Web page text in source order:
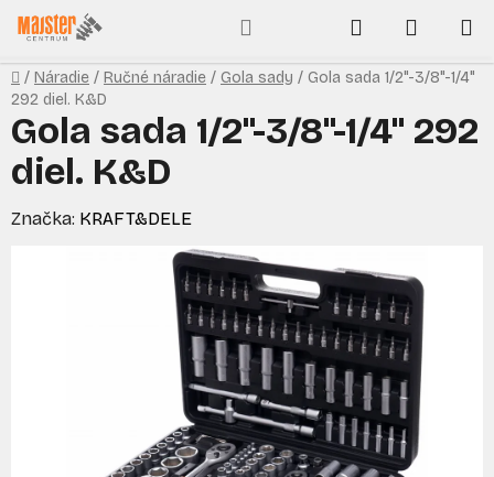
Prejsť
na
obsah
Hľadať
KOŠÍK
Domov
/ Náradie / Ručné náradie / Gola sady / Gola sada 1/2"-3/8"-1/4"
292 diel. K&D
Gola sada 1/2"-3/8"-1/4" 292
diel. K&D
Značka: KRAFT&DELE